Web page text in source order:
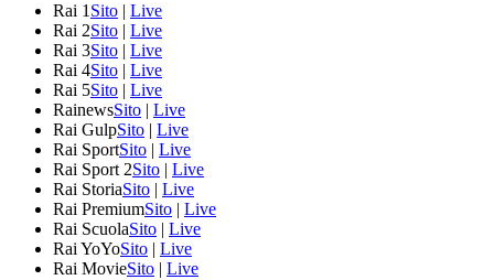
Rai 1 Sito | Live
Rai 2Sito | Live
Rai 3Sito | Live
Rai 4Sito | Live
Rai 5Sito | Live
RainewsSito | Live
Rai GulpSito | Live
Rai SportSito | Live
Rai Sport 2Sito | Live
Rai StoriaSito | Live
Rai PremiumSito | Live
Rai ScuolaSito | Live
Rai YoYoSito | Live
Rai MovieSito | Live